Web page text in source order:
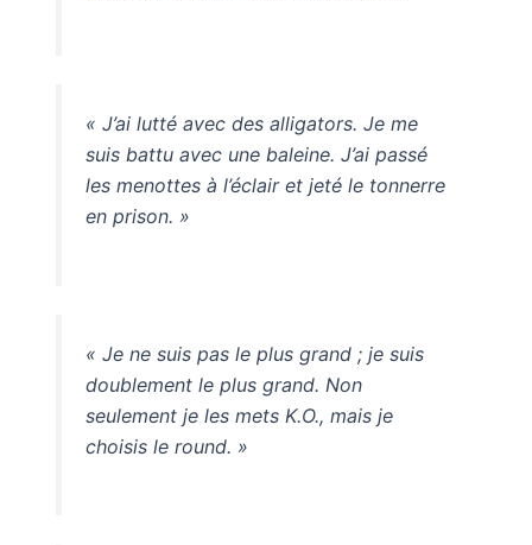
« J’ai lutté avec des alligators. Je me
suis battu avec une baleine. J’ai passé
les menottes à l’éclair et jeté le tonnerre
en prison. »
« Je ne suis pas le plus grand ; je suis
doublement le plus grand. Non
seulement je les mets K.O., mais je
choisis le round. »